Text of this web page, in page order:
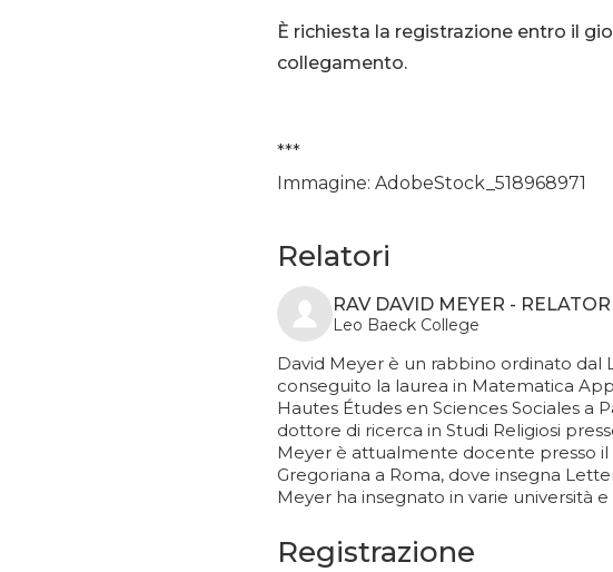
È richiesta la registrazione entro il
collegamento.
***
Immagine: AdobeStock_518968971
Relatori
RAV DAVID MEYER -
Leo Baeck College
David Meyer è un rabbino ordinato dal
conseguito la laurea in Matematica
Hautes Études en Sciences Sociales a
dottore di ricerca in Studi Religiosi
Meyer è attualmente docente presso il
Gregoriana a Roma, dove insegna
Meyer ha insegnato in varie università
Registrazione